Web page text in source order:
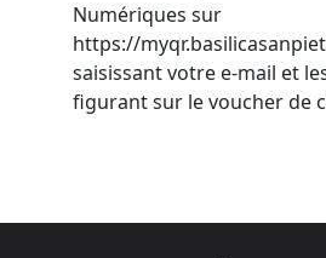
Numériques sur
https://
saisissant votre e-mail et
figurant sur le voucher de